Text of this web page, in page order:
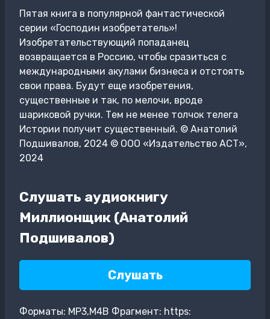
Пятая книга в популярной фантастической
серии «Господин изобретатель»!
Изобретательствующий попаданец
возвращается в Россию, чтобы сразиться с
международными акулами бизнеса и отстоять
свои права. Будут еще изобретения,
существенные и так, по мелочи, вроде
шариковой ручки. Тем не менее толчок телега
Истории получит существенный. © Анатолий
Подшивалов, 2024 © ООО «Издательство АСТ»,
2024
Слушать аудиокнигу
Миллионщик (Анатолий
Подшивалов)
Слушать
Форматы: MP3,M4B Фрагмент: https: